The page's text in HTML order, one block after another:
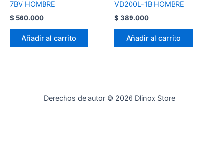
7BV HOMBRE
$ 560.000
Añadir al carrito
VD200L-1B HOMBRE
$ 389.000
Añadir al carrito
Derechos de autor © 2026 Dlinox Store